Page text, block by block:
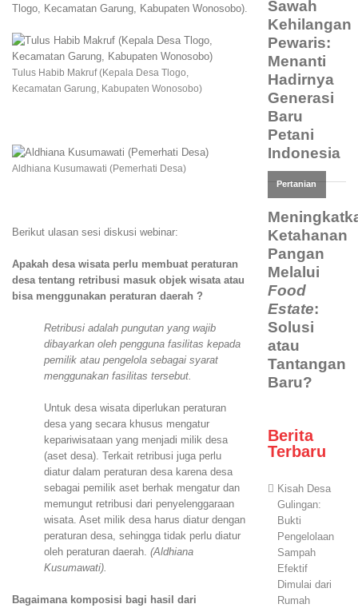
Tlogo, Kecamatan Garung, Kabupaten Wonosobo).
Tulus Habib Makruf (Kepala Desa Tlogo,
Kecamatan Garung, Kabupaten Wonosobo)
Aldhiana Kusumawati (Pemerhati Desa)
Berikut ulasan sesi diskusi webinar:
Apakah desa wisata perlu membuat peraturan
desa tentang retribusi masuk objek wisata atau
bisa menggunakan peraturan daerah ?
Retribusi adalah pungutan yang wajib
dibayarkan oleh pengguna fasilitas kepada
pemilik atau pengelola sebagai syarat
menggunakan fasilitas tersebut.
Untuk desa wisata diperlukan peraturan
desa yang secara khusus mengatur
kepariwisataan yang menjadi milik desa
(aset desa). Terkait retribusi juga perlu
diatur dalam peraturan desa karena desa
sebagai pemilik aset berhak mengatur dan
memungut retribusi dari penyelenggaraan
wisata. Aset milik desa harus diatur dengan
peraturan desa, sehingga tidak perlu diatur
oleh peraturan daerah. (Aldhiana
Kusumawati).
Bagaimana komposisi bagi hasil dari
Berita
Terbaru
Kisah Desa
Gulingan:
Bukti
Pengelolaan
Sampah
Efektif
Dimulai dari
Rumah